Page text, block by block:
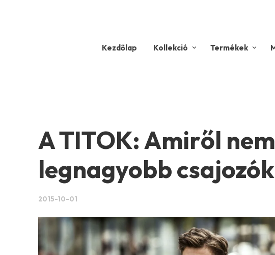
Kezdőlap Kollekció Termékek
A TITOK: Amiről
legnagyobb
2015-10-01